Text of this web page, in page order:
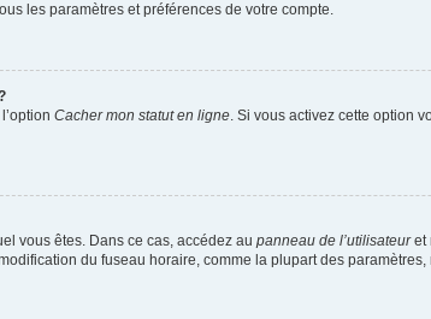
les paramètres et préférences de votre compte.
Cacher mon statut en ligne. Si vous activez cette option
vous êtes. Dans ce cas, accédez au panneau de l’utilisateuret
du fuseau horaire, comme la plupart des paramètres,